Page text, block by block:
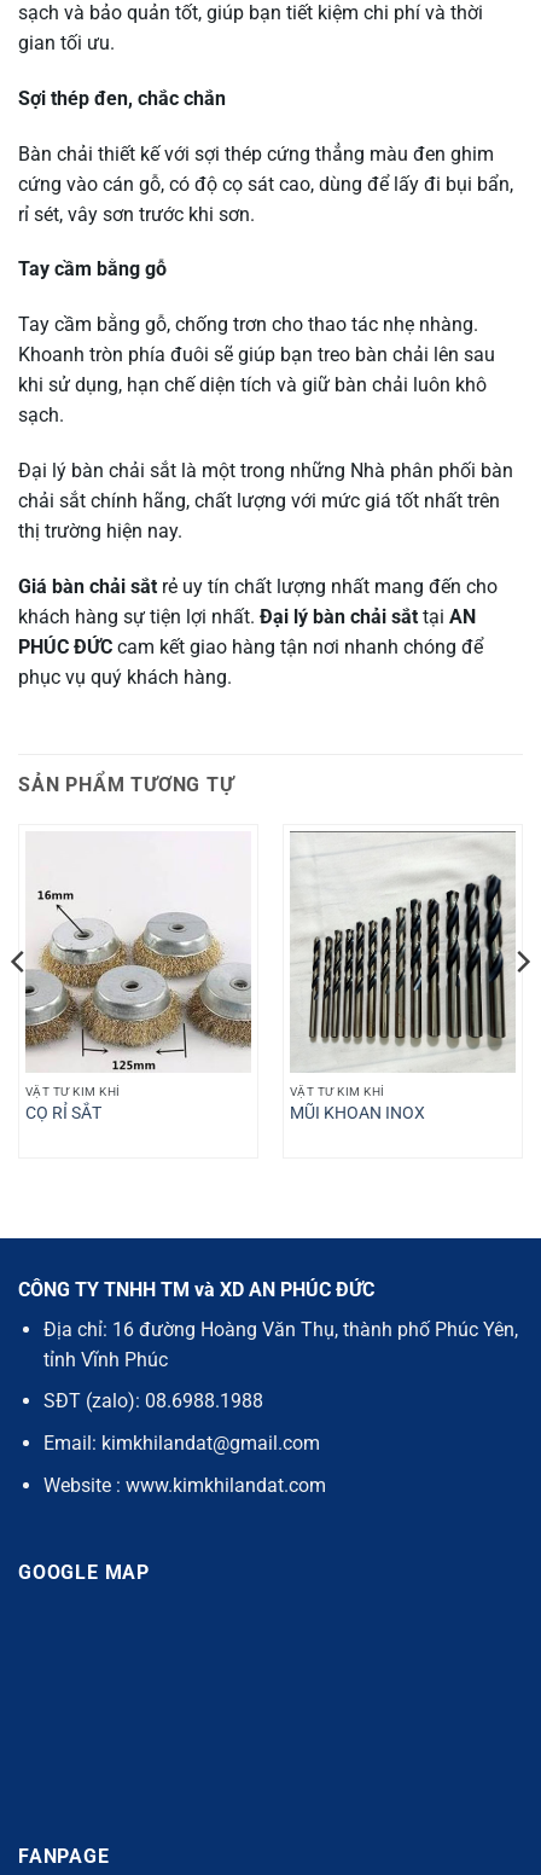
sạch và bảo quản tốt, giúp bạn tiết kiệm chi phí và thời
gian tối ưu.
Sợi thép đen, chắc chắn
Bàn chải thiết kế với sợi thép cứng thẳng màu đen ghim
cứng vào cán gỗ, có độ cọ sát cao, dùng để lấy đi bụi bẩn,
rỉ sét, vây sơn trước khi sơn.
Tay cầm bằng gỗ
Tay cầm bằng gỗ, chống trơn cho thao tác nhẹ nhàng.
Khoanh tròn phía đuôi sẽ giúp bạn treo bàn chải lên sau
khi sử dụng, hạn chế diện tích và giữ bàn chải luôn khô
sạch.
Đại lý bàn chải sắt là một trong những Nhà phân phối bàn
chải sắt chính hãng, chất lượng với mức giá tốt nhất trên
thị trường hiện nay.
Giá bàn chải sắt rẻ uy tín chất lượng nhất mang đến cho
khách hàng sự tiện lợi nhất. Đại lý bàn chải sắt tại AN
PHÚC ĐỨC cam kết giao hàng tận nơi nhanh chóng để
phục vụ quý khách hàng.
SẢN PHẨM TƯƠNG TỰ
VẬT TƯ KIM KHÍ
CỌ RỈ SẮT
VẬT TƯ KIM KHÍ
MŨI KHOAN INOX
CÔNG TY TNHH TM và XD AN PHÚC ĐỨC
Địa chỉ: 16 đường Hoàng Văn Thụ, thành phố Phúc Yên,
tỉnh Vĩnh Phúc
SĐT (zalo): 08.6988.1988
Email: kimkhilandat@gmail.com
Website : www.kimkhilandat.com
GOOGLE MAP
FANPAGE